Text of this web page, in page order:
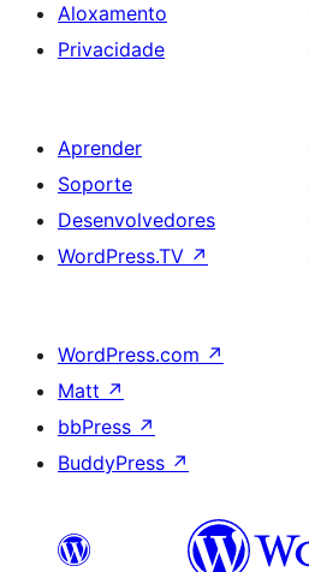
Aloxamento
Privacidade
Aprender
Soporte
Desenvolvedores
WordPress.TV ↗
WordPress.com ↗
Matt ↗
bbPress ↗
BuddyPress ↗